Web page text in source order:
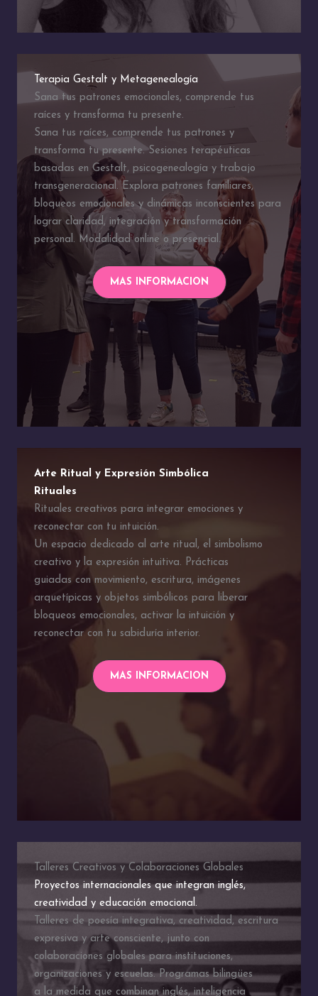
Terapia Gestalt y Metagenealogía
Sana tus patrones emocionales, comprende tus
raíces y transforma tu presente.
Sana tus raíces, comprende tus patrones y
transforma tu presente. Sesiones terapéuticas
basadas en Gestalt, psicogenealogía y trabajo
transgeneracional. Explora patrones familiares,
bloqueos emocionales y dinámicas inconscientes para
lograr claridad, integración y transformación
personal. Modalidad online o presencial.
MAS INFORMACION
Arte Ritual y Expresión Simbólica
Rituales
Rituales creativos para integrar emociones y
reconectar con tu intuición.
Un espacio dedicado al arte ritual, el simbolismo
creativo y la expresión intuitiva. Prácticas
guiadas con movimiento, escritura, imágenes
arquetípicas y objetos simbólicos para liberar
bloqueos emocionales, activar la intuición y
reconectar con tu sabiduría interior.
MAS INFORMACION
Talleres Creativos y Colaboraciones Globales
Proyectos internacionales que integran inglés,
creatividad y educación emocional.
Talleres de poesía integrativa, creatividad, escritura
expresiva y arte consciente, junto con
colaboraciones globales para instituciones,
organizaciones y escuelas. Programas bilingües
a la medida que combinan inglés, inteligencia